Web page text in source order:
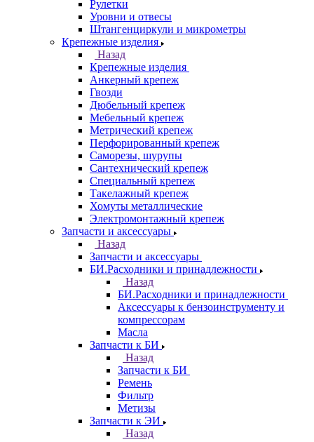
Рулетки
Уровни и отвесы
Штангенциркули и микрометры
Крепежные изделия
Назад
Крепежные изделия
Анкерный крепеж
Гвозди
Дюбельный крепеж
Мебельный крепеж
Метрический крепеж
Перфорированный крепеж
Саморезы, шурупы
Сантехнический крепеж
Специальный крепеж
Такелажный крепеж
Хомуты металлические
Электромонтажный крепеж
Запчасти и аксессуары
Назад
Запчасти и аксессуары
БИ.Расходники и принадлежности
Назад
БИ.Расходники и принадлежности
Аксессуары к бензоинструменту и
компрессорам
Масла
Запчасти к БИ
Назад
Запчасти к БИ
Ремень
Фильтр
Метизы
Запчасти к ЭИ
Назад